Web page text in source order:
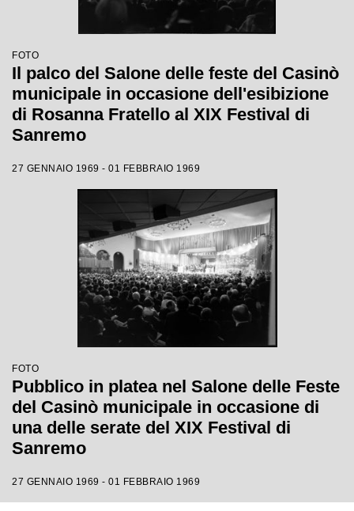
FOTO
Il palco del Salone delle feste del Casinò
municipale in occasione dell'esibizione
di Rosanna Fratello al XIX Festival di
Sanremo
27 GENNAIO 1969 - 01 FEBBRAIO 1969
FOTO
Pubblico in platea nel Salone delle Feste
del Casinò municipale in occasione di
una delle serate del XIX Festival di
Sanremo
27 GENNAIO 1969 - 01 FEBBRAIO 1969